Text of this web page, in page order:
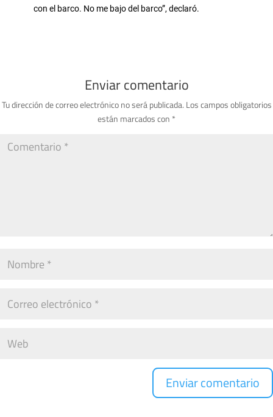
con el barco. No me bajo del barco”, declaró.
Enviar comentario
Tu dirección de correo electrónico no será publicada. Los campos obligatorios
están marcados con *